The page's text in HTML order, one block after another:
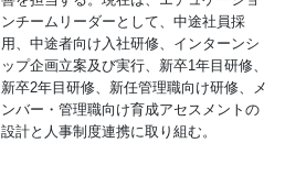
ンチームリーダーとして、中途社員採
用、中途者向け入社研修、インターンシ
ップ企画立案及び実行、新卒1年目研修、
新卒2年目研修、新任管理職向け研修、メ
ンバー・管理職向け育成アセスメントの
設計と人事制度連携に取り組む。